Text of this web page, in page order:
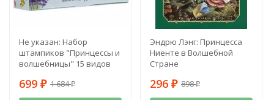
Не указан: Набор
штампиков "Принцессы и
волшебницы" 15 видов
699 ₽ 1 684₽
Эндрю Лэнг: Принцесса
Ниенте в Волшебной
Стране
296 ₽ 898₽